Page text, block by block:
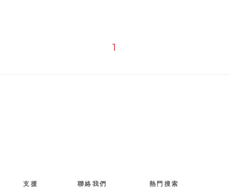
1
支援
聯絡我們
熱門搜索